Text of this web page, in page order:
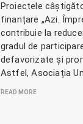
Proiectele
finanțare „Azi.
contribuie la
gradul de
defavorizate și
Astfel, Asociația
READ MORE